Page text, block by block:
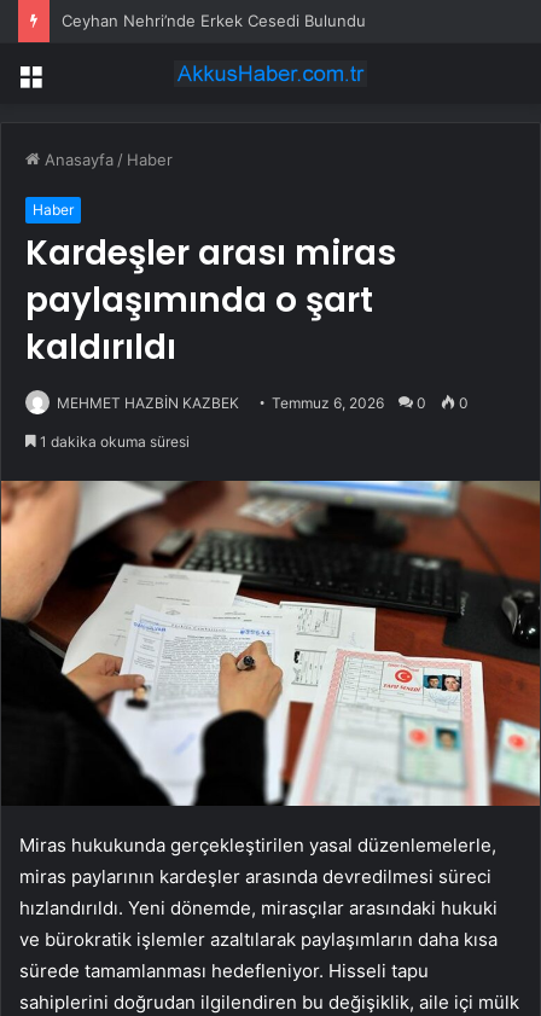
Ceyhan Nehri’nde Erkek Cesedi Bulundu
Menü
Anasayfa / Haber
Haber
Kardeşler arası miras
paylaşımında o şart
kaldırıldı
MEHMET HAZBİN KAZBEK Temmuz 6, 2026 0 0
1 dakika okuma süresi
Miras hukukunda gerçekleştirilen yasal düzenlemelerle,
miras paylarının kardeşler arasında devredilmesi süreci
hızlandırıldı. Yeni dönemde, mirasçılar arasındaki hukuki
ve bürokratik işlemler azaltılarak paylaşımların daha kısa
sürede tamamlanması hedefleniyor. Hisseli tapu
sahiplerini doğrudan ilgilendiren bu değişiklik, aile içi mülk